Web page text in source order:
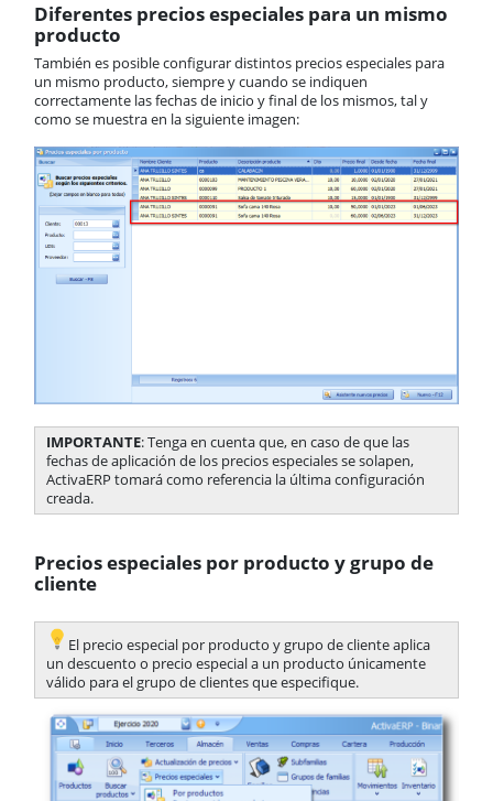
Diferentes precios especiales para un mismo
producto
También es posible configurar distintos precios especiales para
un mismo producto, siempre y cuando se indiquen
correctamente las fechas de inicio y final de los mismos, tal y
como se muestra en la siguiente imagen:
IMPORTANTE: Tenga en cuenta que, en caso de que las
fechas de aplicación de los precios especiales se solapen,
ActivaERP tomará como referencia la última configuración
creada.
Precios especiales por producto y grupo de
cliente
​El precio especial por producto y grupo de cliente aplica
un descuento o precio especial a un producto únicamente
válido para el grupo de clientes que especifique.